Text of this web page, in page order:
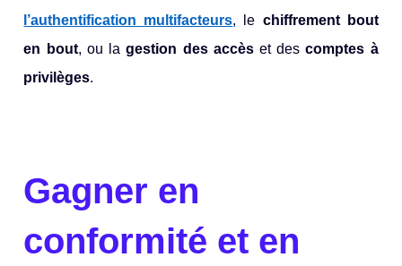
l’authentification multifacteurs, le chiffrement bout
en bout, ou lagestion des accèset descomptes à
privilèges.
Gagner en
conformité et en